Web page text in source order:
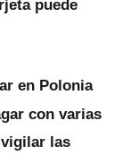
puede
en Polonia
con varias
las